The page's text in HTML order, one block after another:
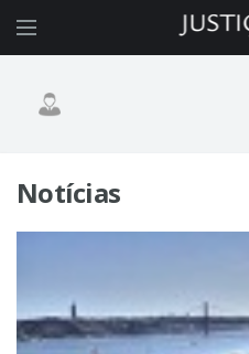
Notícias